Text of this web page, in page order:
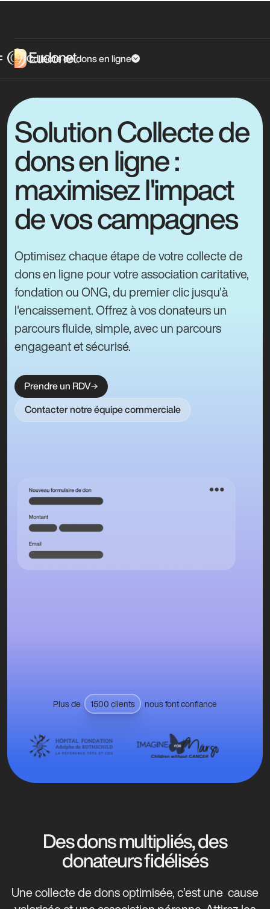
Collecte de dons en ligne
Solution Collecte de
dons en ligne :
maximisez l'impact
de vos campagnes
Optimisez chaque étape de votre collecte de
dons en ligne pour votre association caritative,
fondation ou ONG, du premier clic jusqu'à
l'encaissement. Offrez à vos donateurs un
parcours fluide, simple, avec un parcours
engageant et sécurisé.
Prendre un RDV
Contacter notre équipe commerciale
Plus de 1500 clients nous font confiance
Des dons multipliés, des
donateurs fidélisés
Une collecte de dons optimisée, c’est une cause